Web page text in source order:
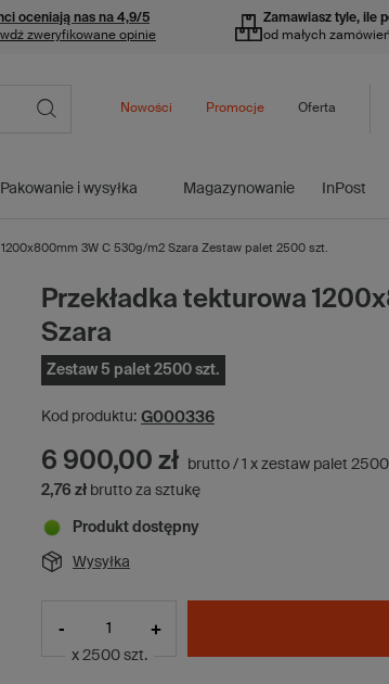
oceniają nas na 4,9/5
zweryfikowane opinie
Zamawiasz tyle, ile
od małych
Pakowanie i wysyłka Magazynowanie InPost
Nowości Promocje Oferta
1200x800mm 3W C 530g/m2 Szara Zestaw palet 2500 szt.
Przekładka tekturowa
Szara
Zestaw 5 palet 2500 szt.
Kod produktu: G000336
6 900,00 zł brutto / 1 x zestaw palet 2500
2,76 zł brutto za sztukę
Produkt dostępny
Wysyłka
- +
x 2500 szt.